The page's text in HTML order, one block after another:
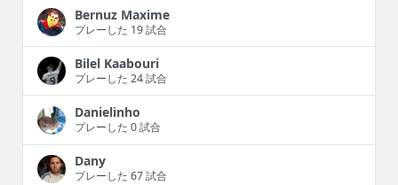
Bernuz Maxime
プレーした 19 試合
Bilel Kaabouri
プレーした 24 試合
Danielinho
プレーした 0 試合
Dany
プレーした 67 試合